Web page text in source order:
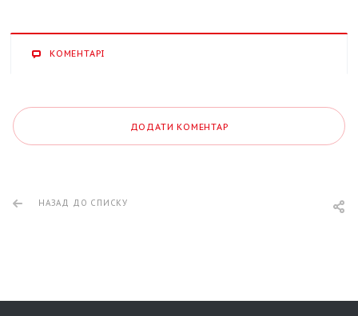
КОМЕНТАРІ
ДОДАТИ КОМЕНТАР
НАЗАД ДО СПИСКУ